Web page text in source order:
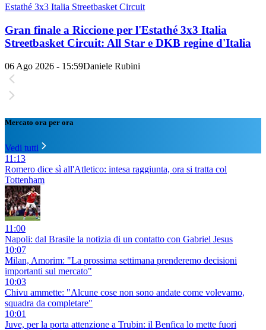
Estathé 3x3 Italia Streetbasket Circuit
Gran finale a Riccione per l'Estathé 3x3 Italia
Streetbasket Circuit: All Star e DKB regine d'Italia
06 Ago 2026 - 15:59Daniele Rubini
Mercato ora per ora
Vedi tutti
11:13
Romero dice sì all'Atletico: intesa raggiunta, ora si tratta col
Tottenham
11:00
Napoli: dal Brasile la notizia di un contatto con Gabriel Jesus
10:07
Milan, Amorim: "La prossima settimana prenderemo decisioni
importanti sul mercato"
10:03
Chivu ammette: "Alcune cose non sono andate come volevamo,
squadra da completare"
10:01
Juve, per la porta attenzione a Trubin: il Benfica lo mette fuori